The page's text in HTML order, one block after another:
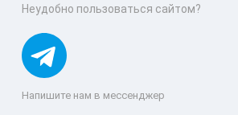
Напишите нам в мессенджер
Неудобно пользоваться сайтом?